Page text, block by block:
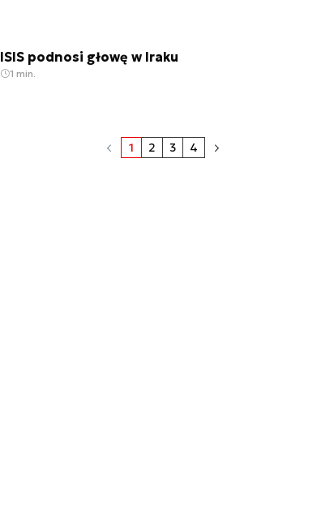
ISIS podnosi głowę w Iraku
1 min.
1 2 3 4